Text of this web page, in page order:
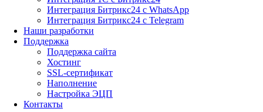
Интеграция Битрикс24 с WhatsApp
Интеграция Битрикс24 с Telegram
Наши разработки
Поддержка
Поддержка сайта
Хостинг
SSL-сертификат
Наполнение
Настройка ЭЦП
Контакты